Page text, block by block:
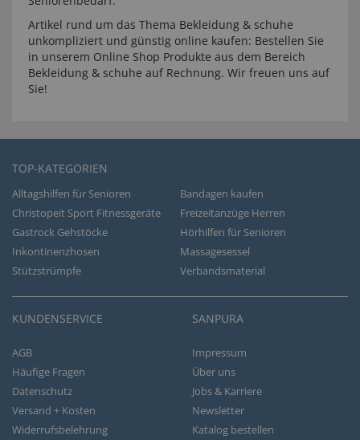
Artikel rund um das Thema Bekleidung & schuhe
unkompliziert und günstig online kaufen: Bestellen Sie
in unserem Online Shop Produkte aus dem Bereich
Bekleidung & schuhe auf Rechnung. Wir freuen uns auf
Sie!
TOP-KATEGORIEN
Alltagshilfen für Senioren
Bandagen kaufen
Christopeit Sport Fitnessgeräte
Freizeitanzüge Herren
Gastrock Gehstöcke
Hörhilfen für Senioren
Inkontinenzhosen
Massagesessel
Stützstrümpfe
Verbandsmaterial
KUNDENSERVICE
AGB
Häufige Fragen
Datenschutz
Versand + Kosten
Widerrufsbelehrung
SANPURA
Impressum
Über uns
Jobs & Karriere
Newsletter
Katalog bestellen